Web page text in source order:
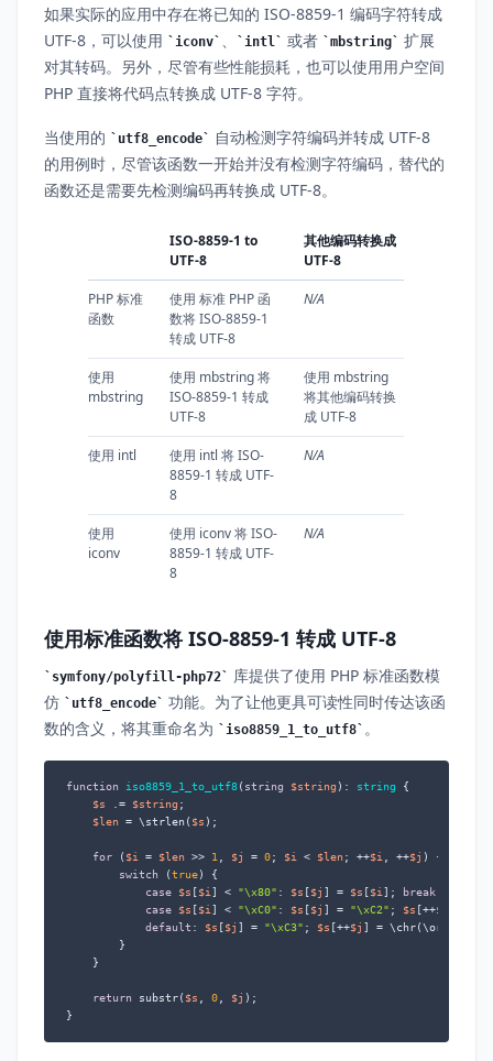
如果实际的应用中存在将已知的 ISO-8859-1 编码字符转成
UTF-8，可以使用
iconv 、 intl 或者 mbstring
扩展
对其转码。另外，尽管有些性能损耗，也可以使用用户空间
PHP 直接将代码点转换成 UTF-8 字符。
当使用的 utf8_encode
自动检测字符编码并转成 UTF-8
的用例时，尽管该函数一开始并没有检测字符编码，替代的
函数还是需要先检测编码再转换成 UTF-8。
ISO-8859-1 to
UTF-8
其他编码转换成
UTF-8
PHP 标准
函数
使用 标准 PHP 函
数将 ISO-8859-1
转成 UTF-8
N/A
使用
mbstring
使用 mbstring 将
ISO-8859-1 转成
UTF-8
使用 mbstring
将其他编码转换
成 UTF-8
使用 intl
使用 intl 将 ISO-
8859-1 转成 UTF-
8
N/A
使用
iconv
使用 iconv 将 ISO-
8859-1 转成 UTF-
8
N/A
使用标准函数将 ISO-8859-1 转成 UTF-8
symfony/polyfill-php72
库提供了使用 PHP 标准函数模
仿
utf8_encode
功能。为了让他更具可读性同时传达该函
数的含义，将其重命名为
iso8859_1_to_utf8 。
function iso8859_1_to_utf8( string $string ): string
{
$s .= $string ;
$len = \strlen( $s );
for ( $i = $len >> 1 $j = 0; $i < $len; ++$i , ++$j ) {
switch (true) {
case
$s [$i ] < "\x80" : $s [$j ] = $s [$i ]; break
case
$s [$i ] < "\xC0" : $s [$j ] = "\xC2" ; $s [++$j
default : $s [$j ] = "\xC3" ; $s [++$j ] = \chr(\ord(
        }
    }
return substr( $s 0, $j );
}